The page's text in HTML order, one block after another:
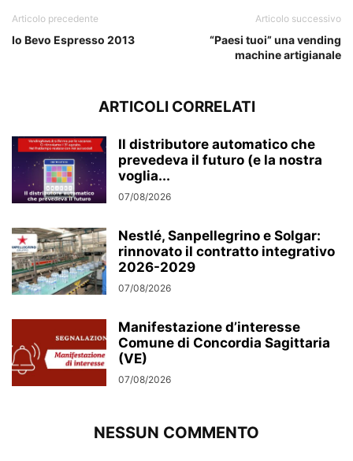
Articolo precedente
Io Bevo Espresso 2013
Articolo successivo
“Paesi tuoi” una vending
machine artigianale
ARTICOLI CORRELATI
Il distributore automatico che
prevedeva il futuro (e la nostra
voglia...
07/08/2026
Nestlé, Sanpellegrino e Solgar:
rinnovato il contratto integrativo
2026-2029
07/08/2026
Manifestazione d’interesse
Comune di Concordia Sagittaria
(VE)
07/08/2026
NESSUN COMMENTO